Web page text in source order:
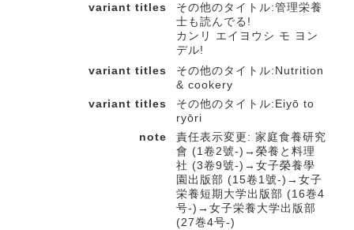
variant titles
その他のタイトル:管理栄養
士も読んでる!
カンリ エイヨウシ モ ヨン
デル!
variant titles
その他のタイトル:Nutrition
& cookery
variant titles
その他のタイトル:Eiyō to
ryōri
note
責任表示変更: 家庭食養研究
會 (1卷2號-)→榮養と料理
社 (3卷9號-)→女子榮養學
園出版部 (15卷1號-)→女子
栄養短期大学出版部 (16巻4
号-)→女子栄養大学出版部
(27巻4号-)